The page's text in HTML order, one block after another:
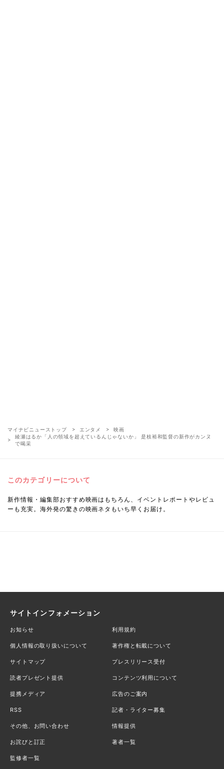
マイナビニューストップ エンタメ
映画
綾瀬はるか「人の領域を超えているんじゃないか」 是枝裕和監督の新作がカンヌ
で喝采
このカテゴリーについて
新作情報・編集部おすすめ映画はもちろん、イベントレポートやレビュ
ーも充実。海外発の驚きの映画ネタもいち早くお届け。
サイトインフォメーション
お知らせ 利用規約
個人情報の取り扱いについて 著作権と転載について
サイトマップ プレスリリース受付
読者プレゼント提供 コンテンツ利用について
提携メディア 広告のご案内
RSS 記者・ライター募集
その他、お問い合わせ 情報提供
お詫びと訂正 著者一覧
監修者一覧